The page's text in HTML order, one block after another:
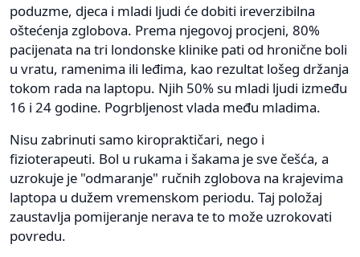
poduzme, djeca i mladi ljudi će dobiti ireverzibilna
oštećenja zglobova. Prema njegovoj procjeni, 80%
pacijenata na tri londonske klinike pati od hronične boli
u vratu, ramenima ili leđima, kao rezultat lošeg držanja
tokom rada na laptopu. Njih 50% su mladi ljudi između
16 i 24 godine. Pogrbljenost vlada među mladima.
Nisu zabrinuti samo kiropraktičari, nego i
fizioterapeuti. Bol u rukama i šakama je sve češća, a
uzrokuje je "odmaranje" ručnih zglobova na krajevima
laptopa u dužem vremenskom periodu. Taj položaj
zaustavlja pomijeranje nerava te to može uzrokovati
povredu.